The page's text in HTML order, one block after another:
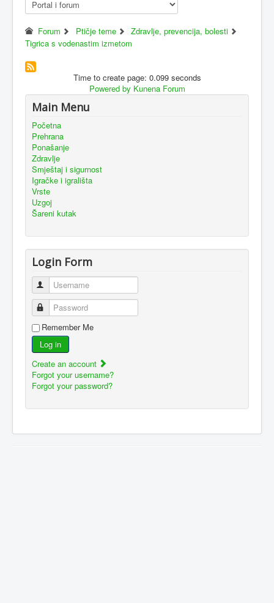
Forum Ptičje teme
Zdravlje, prevencija, bolesti
Tigrica s vodenastim izmetom
Time to create page: 0.099 seconds
Powered by Kunena Forum
Main Menu
Početna
Prehrana
Ponašanje
Zdravlje
Smještaj i sigurnost
Igračke i igrališta
Vrste
Uzgoj
Šareni kutak
Login Form
Username
Password
Remember Me
Log in
Create an account
Forgot your username?
Forgot your password?